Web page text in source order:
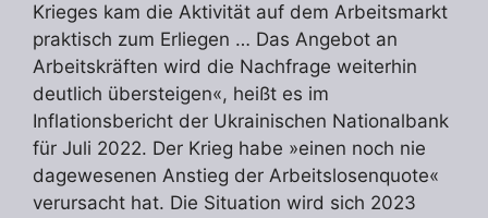
Krieges kam die Aktivität auf dem Arbeitsmarkt
praktisch zum Erliegen … Das Angebot an
Arbeitskräften wird die Nachfrage weiterhin
deutlich übersteigen«, heißt es im
Inflationsbericht der Ukrainischen Nationalbank
für Juli 2022. Der Krieg habe »einen noch nie
dagewesenen Anstieg der Arbeitslosenquote«
verursacht hat. Die Situation wird sich 2023